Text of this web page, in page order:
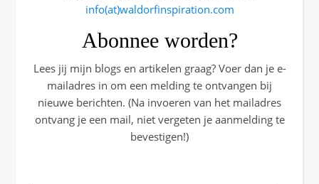
info(at)waldorfinspiration.com
Abonnee worden?
Lees jij mijn blogs en artikelen graag? Voer dan je e-
mailadres in om een melding te ontvangen bij
nieuwe berichten. (Na invoeren van het mailadres
ontvang je een mail, niet vergeten je aanmelding te
bevestigen!)